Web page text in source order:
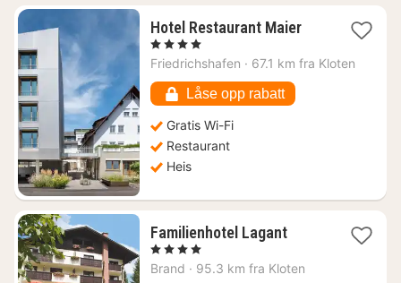
Hotel Restaurant Maier1
fra
, 4 Stjerner
Friedrichshafen · 67.1 km fra Kloten
Låse opp rabatt
Gratis Wi-Fi
Restaurant
Heis
Familienhotel Lagant1
fra
, 4 Stjerner
Brand · 95.3 km fra Kloten